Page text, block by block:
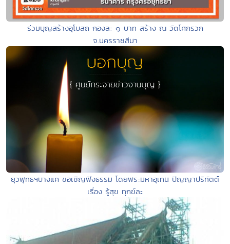
ร่วมบุญสร้างอุโบสถ กองละ ๑ บาท สร้าง ณ วัดโศกรวก
จ.นครราชสีมา
ยุวพุทธฯบางแค ขอเชิญฟังธรรม โดยพระมหาอุเทน ปัญญาปริทัตต์
เรื่อง รู้สุข ทุกข์ละ